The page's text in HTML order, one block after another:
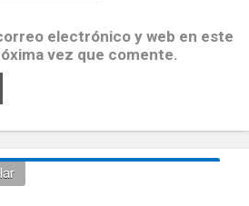
electrónico y web en este
vez que comente.